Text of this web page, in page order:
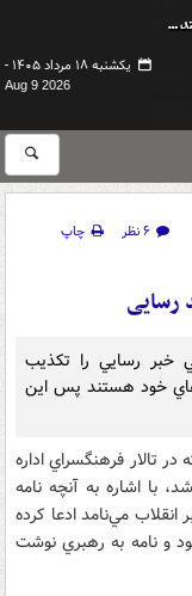
یکشنبه ۱۸ مرداد ۱۴۰۵ -
Aug 9 2026
۶ نظر
چاپ
رسایی
خبر رسايي را تکذيب
خود هستند پس اين
تالار فرهنگسراي اداره
با اشاره به آنچه نامه
مي‌نامد ادعا کرده
و نامه به رهبري نوشت